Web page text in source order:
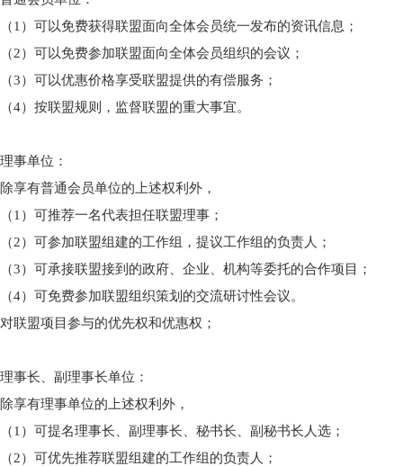
（1）可以免费获得联盟面向全体会员统一发布的资讯信息；
（2）可以免费参加联盟面向全体会员组织的会议；
（3）可以优惠价格享受联盟提供的有偿服务；
（4）按联盟规则，监督联盟的重大事宜。
理事单位：
除享有普通会员单位的上述权利外，
（1）可推荐一名代表担任联盟理事；
（2）可参加联盟组建的工作组，提议工作组的负责人；
（3）可承接联盟接到的政府、企业、机构等委托的合作项目；
（4）可免费参加联盟组织策划的交流研讨性会议。
对联盟项目参与的优先权和优惠权；
理事长、副理事长单位：
除享有理事单位的上述权利外，
（1）可提名理事长、副理事长、秘书长、副秘书长人选；
（2）可优先推荐联盟组建的工作组的负责人；